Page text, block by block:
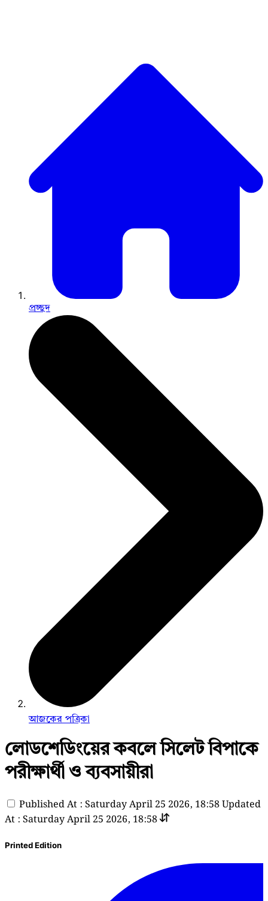
প্রচ্ছদ
আজকের পত্রিকা
লোডশেডিংয়ের কবলে সিলেট বিপাকে
পরীক্ষার্থী ও ব্যবসায়ীরা
Published At : Saturday April 25 2026, 18:58Updated
At : Saturday April 25 2026, 18:58
Printed Edition